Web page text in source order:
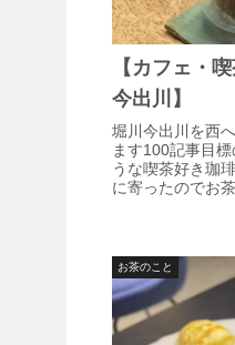
【カフェ・
今出川】
堀川今出川を西
ます100記事目
うな喫茶好き珈
に寄ったのでお
お茶のこと